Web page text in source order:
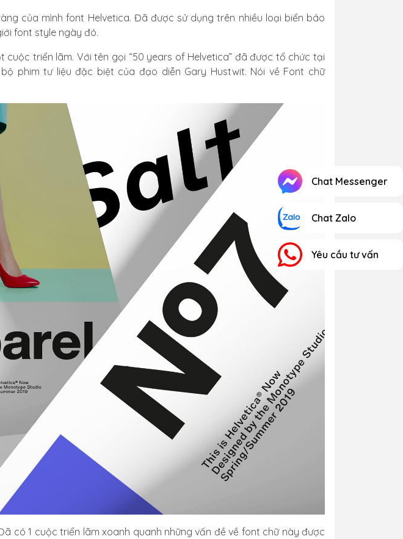
của mình font Helvetica. Đã được sử dụng trên nhiều loại biển báo
font style ngày đó.
triển lãm. Với tên gọi “50 years of Helvetica” đã được tổ chức tại
phim tư liệu đặc biệt của đạo diễn Gary Hustwit. Nói về Font chữ
có 1 cuộc triển lãm xoanh quanh những vấn đề về font chữ này được
Chat Messenger
Chat Zalo
Yêu cầu tư vấn